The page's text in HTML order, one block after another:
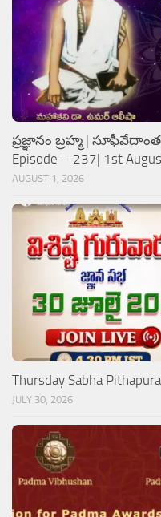
ప్రజ్ఞానం బ్రహ్మ |
Episode – 237| 1st
AUGUST 1, 2026
Thursday Sabha
JULY 30, 2026